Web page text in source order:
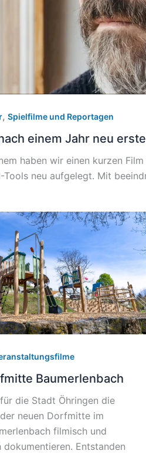
, Spielfilme und Reportagen
einem Jahr neu
haben wir einen kurzen
Tools neu aufgelegt. Mit
Baumerlenbach
die Stadt Öhringen die
neuen Dorfmitte im
filmisch und
Entstanden